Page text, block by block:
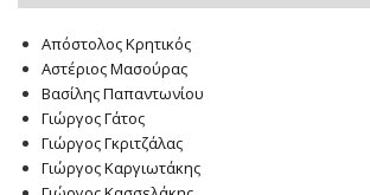
Απόστολος Κρητικός
Αστέριος Μασούρας
Βασίλης Παπαντωνίου
Γιώργος Γάτος
Γιώργος Γκριτζάλας
Γιώργος Καργιωτάκης